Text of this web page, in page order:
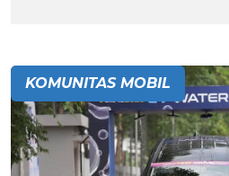
KOMUNITAS MOBIL